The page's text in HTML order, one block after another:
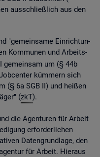
aus­schlie­ß­lich aus den
"ge­mein­sa­me Ein­rich­tun­
Kom­mu­nen und Ar­beits­
ge­mein­sam um (§ 44b
küm­mern sich
(§ 6a SGB II) und hei­ßen
(zkT).
die Agen­tu­ren für Ar­beit
er­for­der­li­chen
Da­ten­grund­la­ge, den
für Ar­beit. Hier­aus